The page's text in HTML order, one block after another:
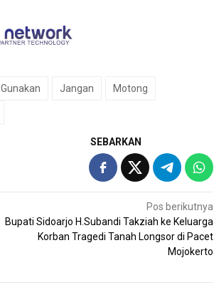
Gunakan Jangan Motong
SEBARKAN
Pos berikutnya
Bupati Sidoarjo H.Subandi Takziah ke Keluarga
Korban Tragedi Tanah Longsor di Pacet
Mojokerto